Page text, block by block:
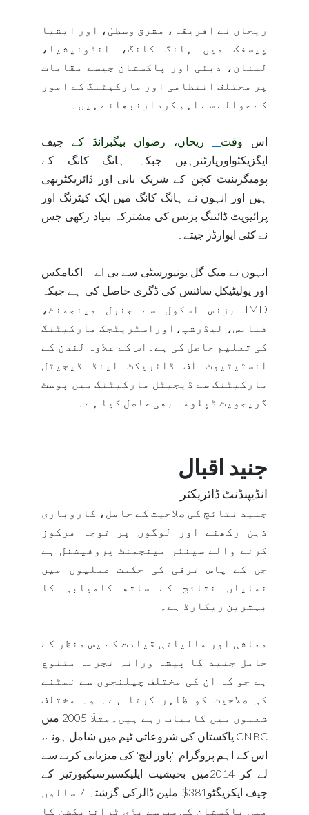
ریحان نے افریقہ، مشرق وسطیٰ، اور ایشیا
پیسفک میں ہانگ کانگ، انڈونیشیا،
لبنان، دبئی اور پاکستان جیسے مقامات
پر مختلف انتظامی اور مارکیٹنگ کے امور
کے حوالے سے اہم کردارنبھائے ہیں۔
اس وقت ریحان، رضوان بیگبرانڈ کے
چیف
ایگزیکٹواورپارٹنرہیں جبکہ ہانگ کانگ کے
پومیگرینیٹ کچن کے شریک بانی اور ڈائریکٹربھی
ہیں اور انہوں نے ہانگ کانگ میں ایک کیٹرنگ اور
پرائیویٹ ڈائننگ بزنس کی مشترکہ بنیاد رکھی جس
نے کئی ایوارڈز جیتے۔
انہوں نے میک گل یونیورسٹی سے بی اے – اکنامکس
اور پولیٹیکل سائنس کی ڈگری حاصل کی ہے جبکہ
IMD
بزنس اسکول سے جنرل مینجمنٹ،
فنانس، لیڈرشپ،اوراسٹریٹجک مارکیٹنگ
کی تعلیم حاصل کی ہے۔اس کے علاوہ لندن کے
انسٹیٹیوٹ آف ڈائریکٹ اینڈ ڈیجیٹل
مارکیٹنگ سے ڈیجیٹل مارکیٹنگ میں پوسٹ
گریجویٹ ڈپلومہ بھی حاصل کیا ہے۔
جنید اقبال
انڈیپنڈنٹ ڈائریکٹر
جنید نتائج کی صلاحیت کے حامل، کاروباری
ذہن رکھنے اور لوگوں پر توجہ مرکوز
کرنے والے سینئر مینجمنٹ پروفیشنل ہے
جن کے پاس ترقی کی حکمت عملیوں میں
نمایاں نتائج کے ساتھ کامیابی کا
بہترین ریکارڈ ہے۔
معاشی اور مالیاتی قیادت کے پس منظر کے
حامل جنید کا پیشہ ورانہ تجربہ متنوع
ہے جو کہ ان کی مختلف چیلنجوں سے نمٹنے
کی صلاحیت کو ظاہر کرتا ہے۔ وہ مختلف
شعبوں میں کامیاب رہے ہیں۔مثلاََ 2005 میں
CNBC پاکستان کی شروعاتی ٹیم میں شامل ہونے،
اس کے اہم پروگرام 'پاور لنچ' کی میزبانی کرنے سے
لے کر 2014میں بحیشیت ایلیکسیرسیکیورٹیز کے
چیف ایکزیگٹو381$ ملین ڈالرکی گزشتہ 7 سالوں
میں پاکستان کی سب سے بڑی ٹرانزیکشن کا